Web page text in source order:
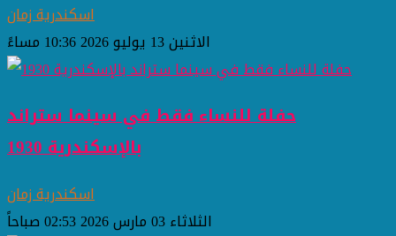
اسكندرية زمان
الاثنين 13 يوليو 2026 10:36 مساءً
حفلة للنساء فقط في سينما ستراند
بالإسكندرية 1930
اسكندرية زمان
الثلاثاء 03 مارس 2026 02:53 صباحاً